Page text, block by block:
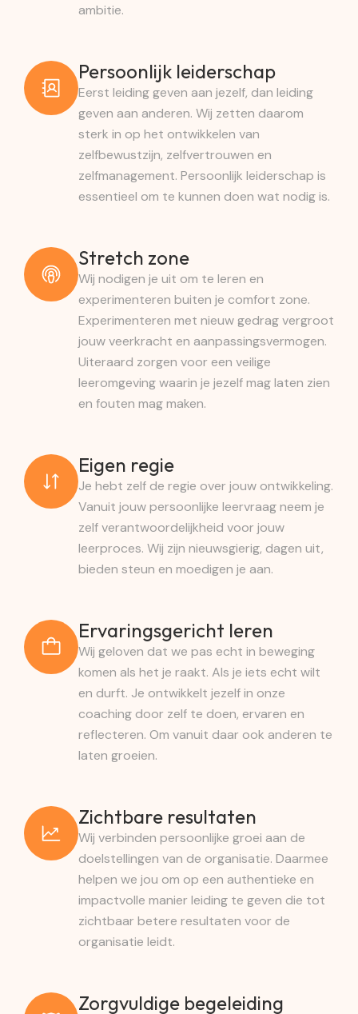
ambitie.
Persoonlijk leiderschap
Eerst leiding geven aan jezelf, dan leiding
geven aan anderen. Wij zetten daarom
sterk in op het ontwikkelen van
zelfbewustzijn, zelfvertrouwen en
zelfmanagement. Persoonlijk leiderschap is
essentieel om te kunnen doen wat nodig is.
Stretch zone
Wij nodigen je uit om te leren en
experimenteren buiten je comfort zone.
Experimenteren met nieuw gedrag vergroot
jouw veerkracht en aanpassingsvermogen.
Uiteraard zorgen voor een veilige
leeromgeving waarin je jezelf mag laten zien
en fouten mag maken.
Eigen regie
Je hebt zelf de regie over jouw ontwikkeling.
Vanuit jouw persoonlijke leervraag neem je
zelf verantwoordelijkheid voor jouw
leerproces. Wij zijn nieuwsgierig, dagen uit,
bieden steun en moedigen je aan.
Ervaringsgericht leren
Wij geloven dat we pas echt in beweging
komen als het je raakt. Als je iets echt wilt
en durft. Je ontwikkelt jezelf in onze
coaching door zelf te doen, ervaren en
reflecteren. Om vanuit daar ook anderen te
laten groeien.
Zichtbare resultaten
Wij verbinden persoonlijke groei aan de
doelstellingen van de organisatie. Daarmee
helpen we jou om op een authentieke en
impactvolle manier leiding te geven die tot
zichtbaar betere resultaten voor de
organisatie leidt.
Zorgvuldige begeleiding